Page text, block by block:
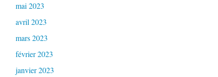
mai 2023
avril 2023
mars 2023
février 2023
janvier 2023